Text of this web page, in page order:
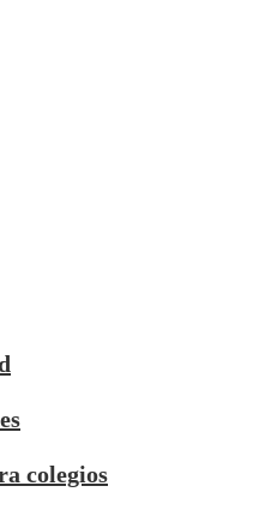
colegios